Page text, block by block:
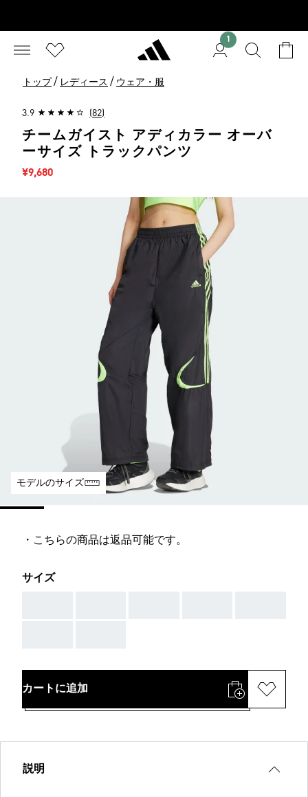
1
トップ / レディース / ウェア・服
3.9 (82)
チームガイスト アディカラー オーバ
ーサイズ トラックパンツ
セール価格
¥9,680
モデルのサイズ
・こちらの商品は返品可能です。
サイズ
カートに追加
説明